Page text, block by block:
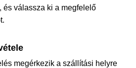
és válassza ki a megfelelő
megérkezik a szállítási helyre